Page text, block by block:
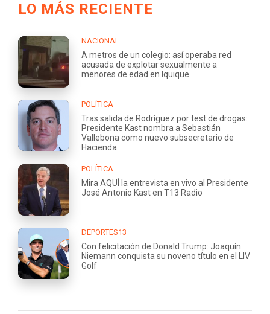
LO MÁS RECIENTE
NACIONAL
A metros de un colegio: así operaba red
acusada de explotar sexualmente a
menores de edad en Iquique
POLÍTICA
Tras salida de Rodríguez por test de drogas:
Presidente Kast nombra a Sebastián
Vallebona como nuevo subsecretario de
Hacienda
POLÍTICA
Mira AQUÍ la entrevista en vivo al Presidente
José Antonio Kast en T13 Radio
DEPORTES13
Con felicitación de Donald Trump: Joaquín
Niemann conquista su noveno título en el LIV
Golf